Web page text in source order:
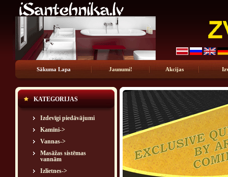
Sākuma Lapa Jaunumi! Akcijas
KATEGORIJAS
Izdevīgi piedāvājumi
Kamīni->
Vannas->
Masāžas sistēmas
vannām
Izlietnes->